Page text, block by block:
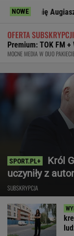
NOWE
Augiasza
OFERTA SUBSKRYPCJI
Premium: TOK FM +
MOCNE MEDIA W DUO
Król
uczyniły z
SUBSKRYPCJA